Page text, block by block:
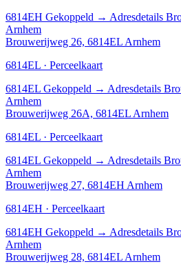
6814EH Gekoppeld → Adresdetails
Arnhem
Brouwerijweg 26, 6814EL Arnhem
6814EL · Perceelkaart
6814EL Gekoppeld → Adresdetails
Arnhem
Brouwerijweg 26A, 6814EL Arnhem
6814EL · Perceelkaart
6814EL Gekoppeld → Adresdetails
Arnhem
Brouwerijweg 27, 6814EH Arnhem
6814EH · Perceelkaart
6814EH Gekoppeld → Adresdetails
Arnhem
Brouwerijweg 28, 6814EL Arnhem